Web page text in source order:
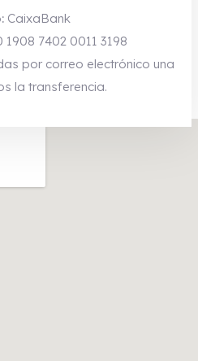
CaixaBank
1908 7402 0011 3198
por correo electrónico una
la transferencia.